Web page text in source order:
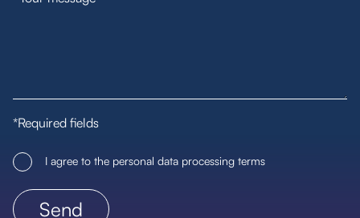
*Required fields
I agree to the personal data processing terms